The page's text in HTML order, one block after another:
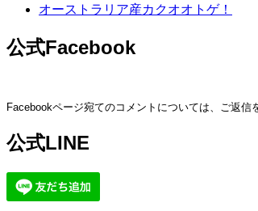
オーストラリア産カクオオトゲ！
公式Facebook
Facebookページ宛てのコメントについては、ご返信
公式LINE